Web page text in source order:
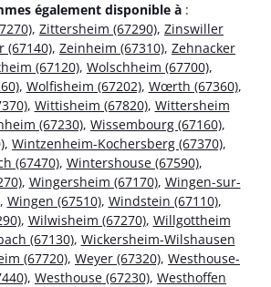
également disponible à :
, Zittersheim (67290), Zinswiller
(67140), Zeinheim (67310), Zehnacker
(67120), Wolschheim (67700),
, Wolfisheim (67202), Wœrth (67360),
, Wittisheim (67820), Wittersheim
(67230), Wissembourg (67160),
, Wintzenheim-Kochersberg (67370),
(67470), Wintershouse (67590),
, Wingersheim (67170), Wingen-sur-
, Wingen (67510), Windstein (67110),
, Wilwisheim (67270), Willgottheim
(67130), Wickersheim-Wilshausen
(67720), Weyer (67320), Westhouse-
, Westhouse (67230), Westhoffen